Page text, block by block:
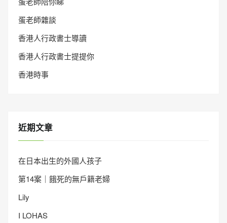
蛋老師雜談
香港人行政書士導讀
香港人行政書士提提你
香港時事
近期文章
在日本出生的外國人孩子
第14案｜餓死的無戶籍老婦
Lily
I LOHAS